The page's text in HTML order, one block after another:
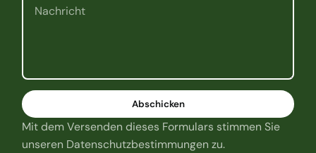
Mit dem Versenden dieses Formulars stimmen Sie
unseren Datenschutzbestimmungen zu.